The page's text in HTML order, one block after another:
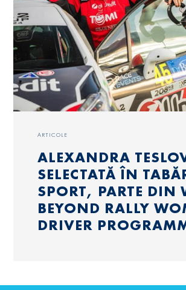
ARTICOLE
ALEXANDRA
SELECTATĂ ÎN
SPORT, PARTE DIN
BEYOND RALLY
DRIVER